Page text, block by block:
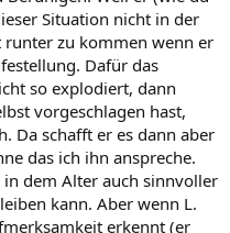
Situation nicht in der
zu kommen wenn er
Dafür das
so explodiert, dann
vorgeschlagen hast,
Da schafft er es dann aber
das ich ihn anspreche.
dem Alter auch sinnvoller
kann. Aber wenn L.
erkennt (er